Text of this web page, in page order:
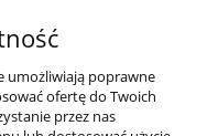
Cena netto:
do koszyka
umożliwiają poprawne
ofertę do Twoich
przez nas